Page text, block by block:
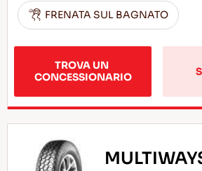
FRENATA SUL BAGNATO
TROVA UN
CONCESSIONARIO